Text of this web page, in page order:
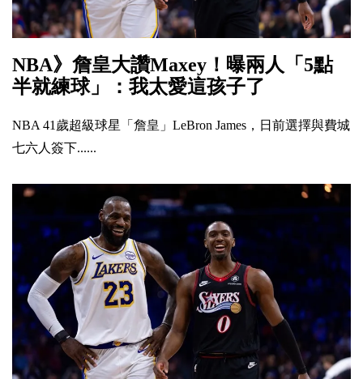
NBA》詹皇大讚Maxey！曝兩人「5點
半就練球」：我太愛這孩子了
NBA 41歲超級球星「詹皇」LeBron James，日前選擇與費城
七六人簽下......